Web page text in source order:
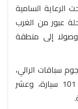
الرعاية السامية
عبور من الغرب
إلى منطقة
سباقات الرالي،
الذين سيتولون قيادة 247 عربة، منها 101 سيارة، وعشر